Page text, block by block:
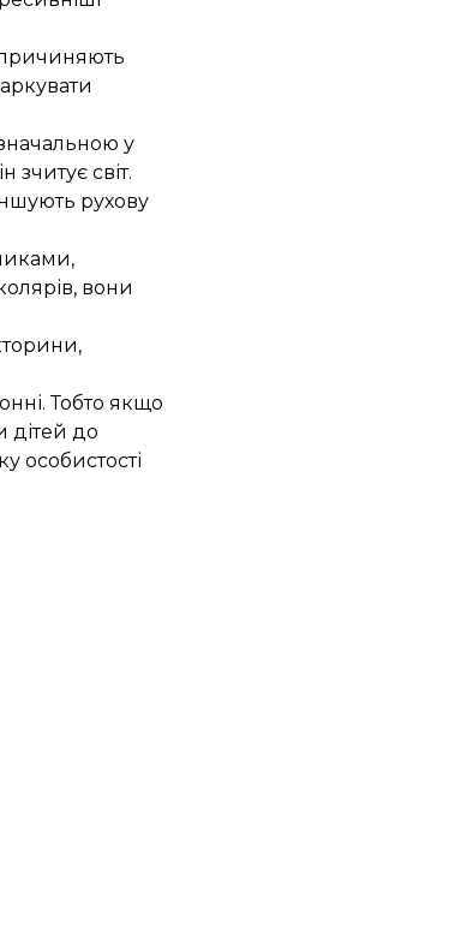
у
світ.
рухову
вони
Тобто якщо
дітей до
особистості